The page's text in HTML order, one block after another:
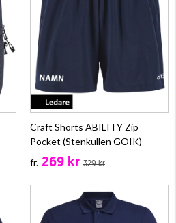
Craft Shorts ABILITY Zip
Pocket (Stenkullen GOIK)
fr. 269 kr 329 kr